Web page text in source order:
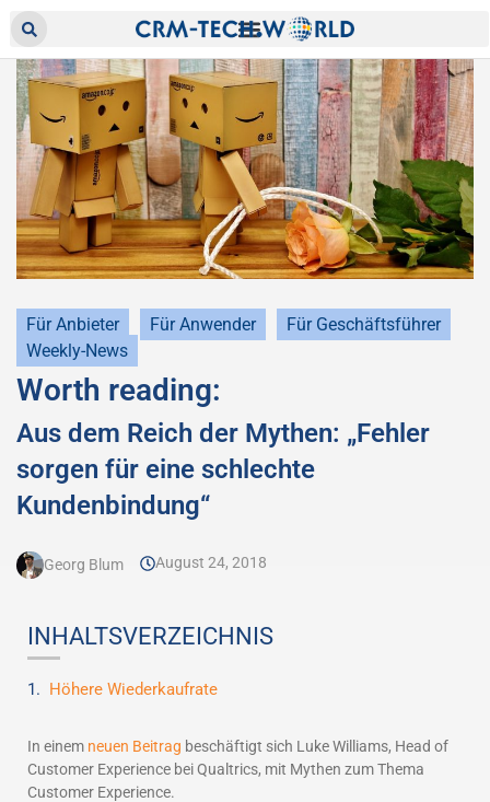
Für Anbieter Für Anwender
Für Geschäftsführer
Weekly-News
Worth reading:
Aus dem Reich der Mythen: „Fehler
sorgen für eine schlechte
Kundenbindung“
Georg Blum August 24, 2018
INHALTSVERZEICHNIS
Höhere Wiederkaufrate
In einem neuen Beitrag beschäftigt sich Luke Williams, Head of
Customer Experience bei Qualtrics, mit Mythen zum Thema
Customer Experience.